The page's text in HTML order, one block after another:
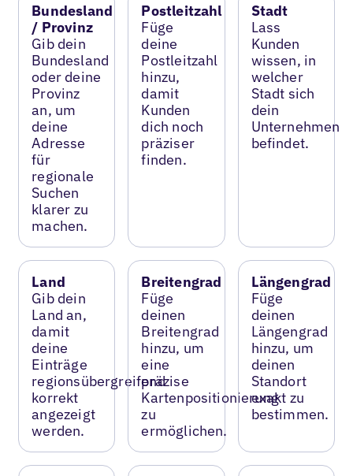
Bundesland
/ Provinz
Gib dein
Bundesland
oder deine
Provinz
an, um
deine
Adresse
für
regionale
Suchen
klarer zu
machen.
Postleitzahl
Füge
deine
Postleitzahl
hinzu,
damit
Kunden
dich noch
präziser
finden.
Stadt
Lass
Kunden
wissen, in
welcher
Stadt sich
dein
Unternehmen
befindet.
Land
Gib dein
Land an,
damit
deine
Einträge
regionsübergreifend
korrekt
angezeigt
werden.
Breitengrad
Füge
deinen
Breitengrad
hinzu, um
eine
präzise
Kartenpositionierung
zu
ermöglichen.
Längengrad
Füge
deinen
Längengrad
hinzu, um
deinen
Standort
exakt zu
bestimmen.